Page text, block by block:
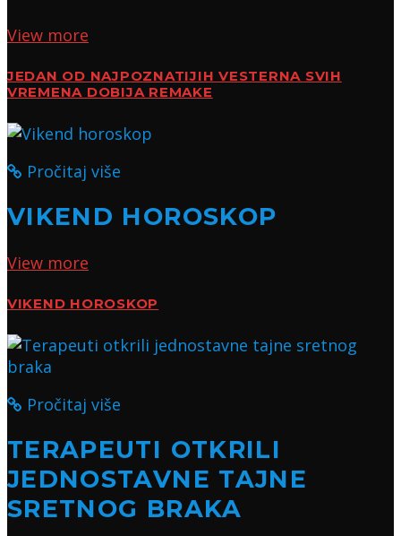
View more
JEDAN OD NAJPOZNATIJIH VESTERNA SVIH
VREMENA DOBIJA REMAKE
Pročitaj više
VIKEND HOROSKOP
View more
VIKEND HOROSKOP
Pročitaj više
TERAPEUTI OTKRILI
JEDNOSTAVNE TAJNE
SRETNOG BRAKA